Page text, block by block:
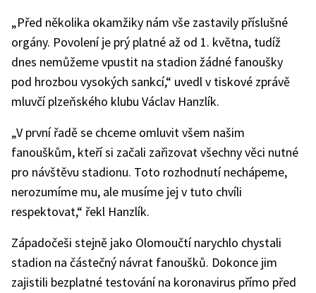
„Před několika okamžiky nám vše zastavily příslušné
orgány. Povolení je prý platné až od 1. května, tudíž
dnes nemůžeme vpustit na stadion žádné fanoušky
pod hrozbou vysokých sankcí,“ uvedl v tiskové zprávě
mluvčí plzeňského klubu Václav Hanzlík.
„V první řadě se chceme omluvit všem našim
fanouškům, kteří si začali zařizovat všechny věci nutné
pro návštěvu stadionu. Toto rozhodnutí nechápeme,
nerozumíme mu, ale musíme jej v tuto chvíli
respektovat,“ řekl Hanzlík.
Západočeši stejně jako Olomoučtí narychlo chystali
stadion na částečný návrat fanoušků. Dokonce jim
zajistili bezplatné testování na koronavirus přímo před